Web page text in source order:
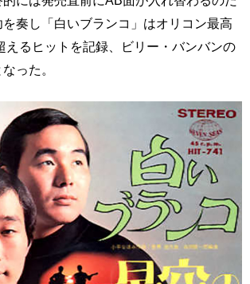
奏し「白いブランコ」はオリコン最高
えるヒットを記録、ビリー・バンバンの
った。